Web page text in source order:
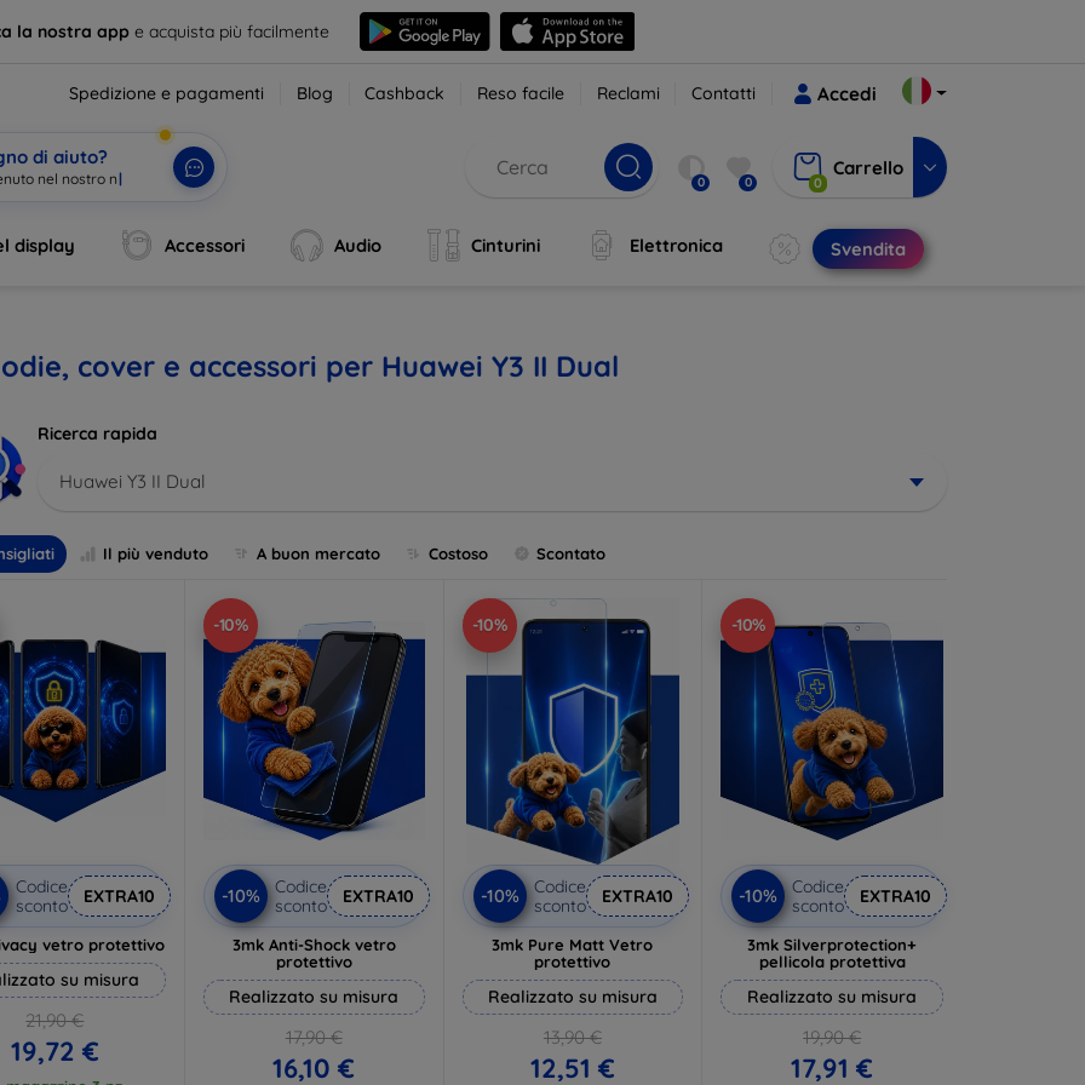
la nostra appe acquista più facilmente
Spedizione e pagamenti Blog Cashback Reso facile Reclami Contatti Accedi
di aiuto?
0 0 0
Carrello
display Accessori Audio Cinturini Elettronica Svendita
cover e accessori per Huawei Y3 II Dual
Ricerca rapida
Huawei Y3 II Dual
Il più venduto A buon mercato Costoso Scontato
Codice
sconto
EXTRA10
vetro protettivo
su misura
21,90 €
19,72 €
-10%
-10%
Codice
sconto
EXTRA10
3mk Anti-Shock vetro
protettivo
Realizzato su misura
17,90 €
16,10 €
-10%
-10%
Codice
sconto
EXTRA10
3mk Pure Matt Vetro
protettivo
Realizzato su misura
13,90 €
12,51 €
-10%
-10%
Codice
sconto
EXTRA10
3mk Silverprotection+
pellicola protettiva
Realizzato su misura
19,90 €
17,91 €